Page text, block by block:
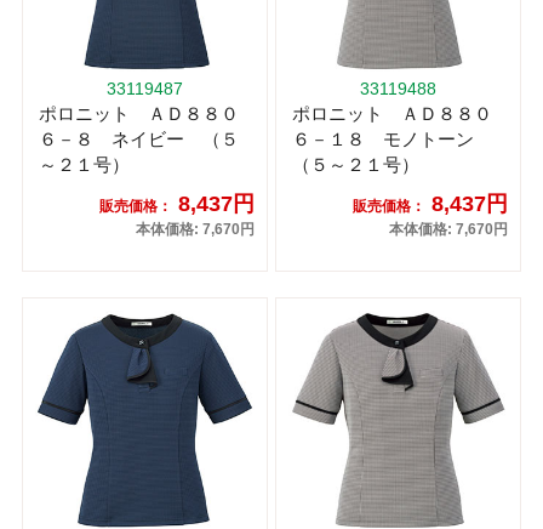
33119487
ポロニット ＡＤ８８０
６－８ ネイビー （５
～２１号）
販売価格： 8,437円
本体価格: 7,670円
33119488
ポロニット ＡＤ８８０
６－１８ モノトーン
（５～２１号）
販売価格： 8,437円
本体価格: 7,670円